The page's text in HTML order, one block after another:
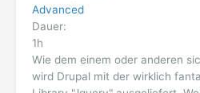
Advanced
Dauer:
1h
Wie dem einem oder anderen
wird Drupal mit der wirklich